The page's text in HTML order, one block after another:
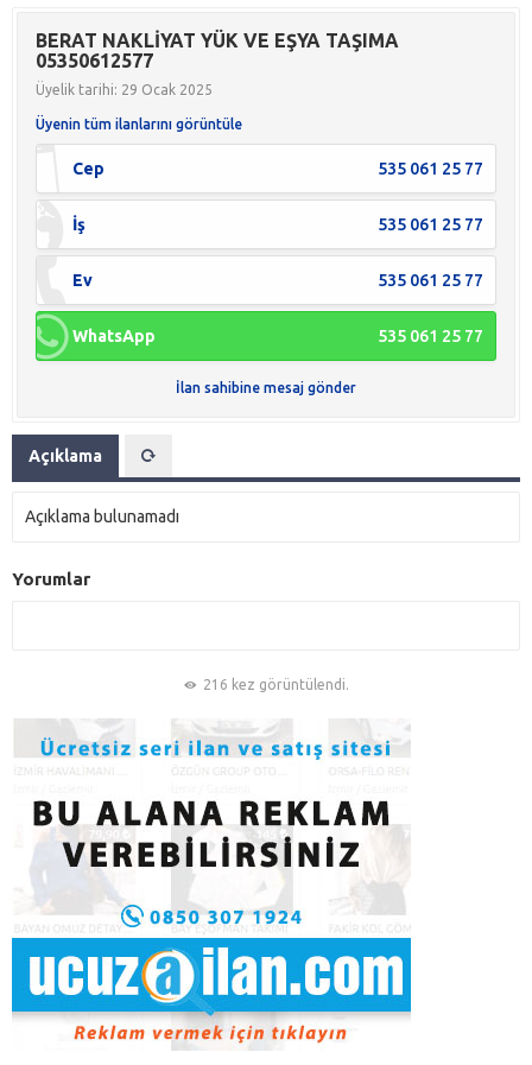
BERAT NAKLİYAT YÜK VE EŞYA TAŞIMA
05350612577
Üyelik tarihi: 29 Ocak 2025
Üyenin tüm ilanlarını görüntüle
Cep 535 061 25 77
İş 535 061 25 77
Ev 535 061 25 77
WhatsApp 535 061 25 77
İlan sahibine mesaj gönder
Açıklama
Açıklama bulunamadı
Yorumlar
216 kez görüntülendi.